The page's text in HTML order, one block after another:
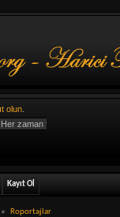
olun.
Kayıt Ol
» Roportajlar